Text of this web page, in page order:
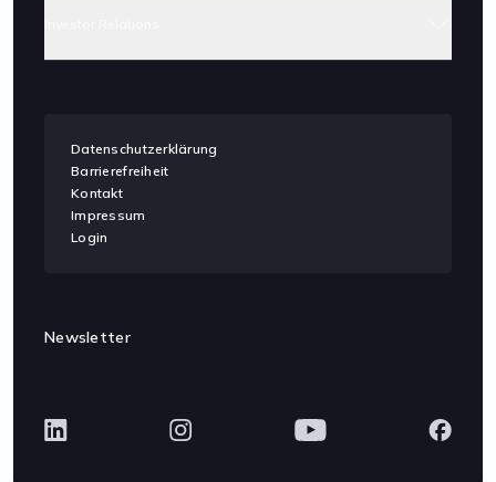
Datenschutzerklärung
Barrierefreiheit
Kontakt
Impressum
Login
Newsletter